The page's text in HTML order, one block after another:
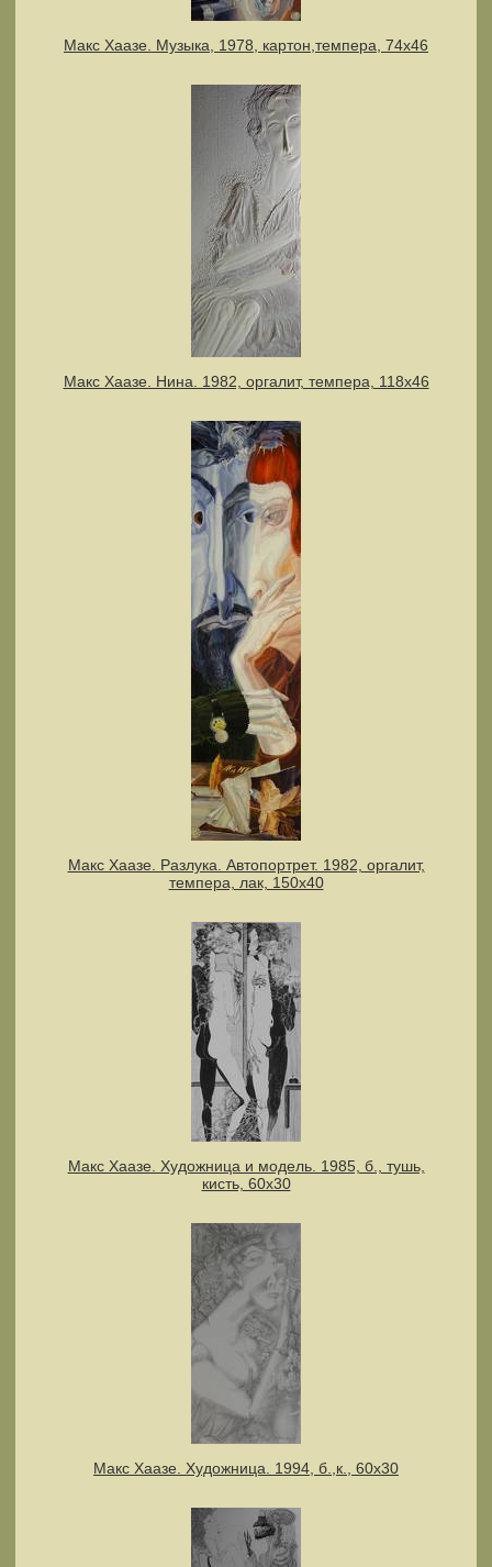
Макс Хаазе. Музыка, 1978, картон,темпера, 74х46
Макс Хаазе. Нина. 1982, оргалит, темпера, 118х46
Макс Хаазе. Разлука. Автопортрет. 1982, оргалит,
темпера, лак, 150х40
Макс Хаазе. Художница и модель. 1985, б., тушь,
кисть, 60х30
Макс Хаазе. Художница. 1994, б.,к., 60х30